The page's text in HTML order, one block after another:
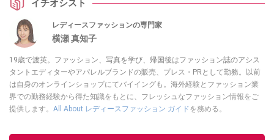
イチオシスト
レディースファッションの専門家
横瀬 真知子
19歳で渡英。ファッション、写真を学び、帰国後はファッション誌のアシス
タントエディターやアパレルブランドの販売、プレス・PRとして勤務。以前
は自身のオンラインショップにてバイイングも。海外経験とファッション業
界での勤務経験から得た知識をもとに、フレッシュなファッション情報をご
提供します。 All About レディースファッション ガイドを務める。